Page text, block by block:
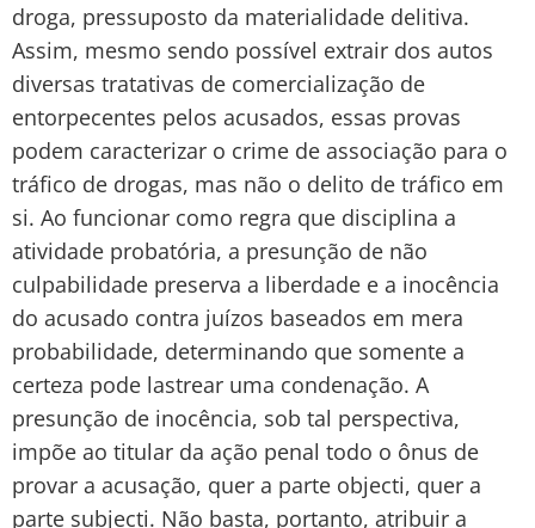
droga, pressuposto da materialidade delitiva.
Assim, mesmo sendo possível extrair dos autos
diversas tratativas de comercialização de
entorpecentes pelos acusados, essas provas
podem caracterizar o crime de associação para o
tráfico de drogas, mas não o delito de tráfico em
si. Ao funcionar como regra que disciplina a
atividade probatória, a presunção de não
culpabilidade preserva a liberdade e a inocência
do acusado contra juízos baseados em mera
probabilidade, determinando que somente a
certeza pode lastrear uma condenação. A
presunção de inocência, sob tal perspectiva,
impõe ao titular da ação penal todo o ônus de
provar a acusação, quer a parte objecti, quer a
parte subjecti. Não basta, portanto, atribuir a